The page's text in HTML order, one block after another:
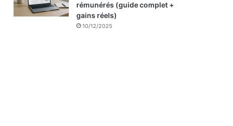
rémunérés (guide complet +
gains réels)
10/12/2025